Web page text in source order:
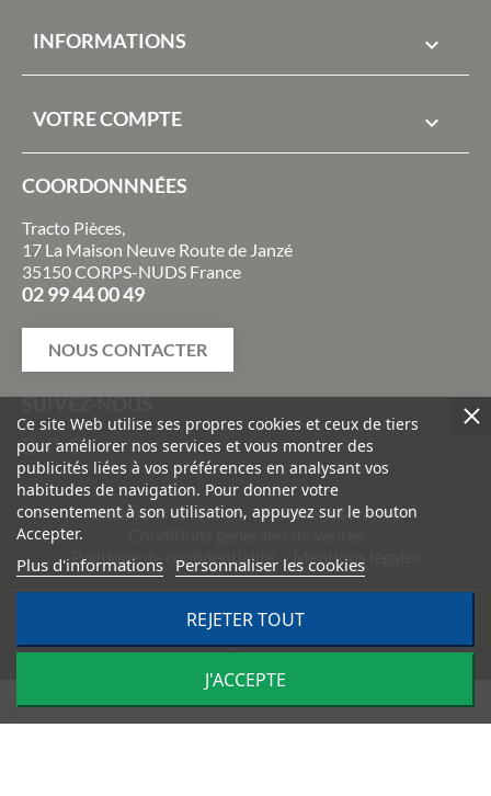
INFORMATIONS 
VOTRE COMPTE 
COORDONNNÉES
Tracto Pièces,
17 La Maison Neuve Route de Janzé
35150 CORPS-NUDS France
02 99 44 00 49
NOUS CONTACTER
SUIVEZ-NOUS
Livraisons et retours
Paiement sécurisé
Politique de confidentialité
Mentions légales
TRACTO PIÈCES - Conception & réalisation :
Impulsion
Ce site Web utilise ses propres cookies et ceux de tiers
pour améliorer nos services et vous montrer des
publicités liées à vos préférences en analysant vos
habitudes de navigation. Pour donner votre
consentement à son utilisation, appuyez sur le bouton
Accepter.
Plus d'informations Personnaliser les cookies
REJETER TOUT
J'ACCEPTE